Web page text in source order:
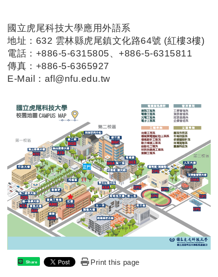
國立虎尾科技大學應用外語系
地址：632 雲林縣虎尾鎮文化路64號 (紅樓3樓)
電話：+886-5-6315805、+886-5-6315811
傳真：+886-5-6365927
E-Mail： afl@nfu.edu.tw
Share Print this page